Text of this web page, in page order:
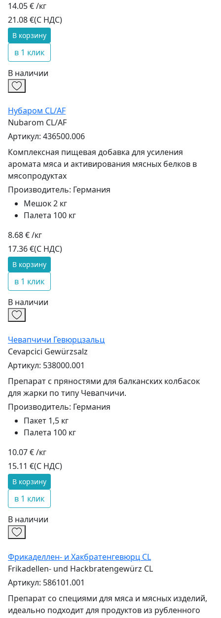
14.05 € /кг
21.08 €(С НДС)
В корзину
в 1 клик
В наличии
Нубаром CL/AF
Nubarom CL/AF
Артикул: 436500.006
Комплексная пищевая добавка для усиления
аромата мяса и активирования мясных белков в
мясопродуктах
Производитель: Германия
Мешок 2 кг
Палета 100 кг
8.68 € /кг
17.36 €(С НДС)
В корзину
в 1 клик
В наличии
Чевапчичи Гевюрцзальц
Cevapcici Gewürzsalz
Артикул: 538000.001
Препарат с пряностями для балканских колбасок
для жарки по типу Чевапчичи.
Производитель: Германия
Пакет 1,5 кг
Палета 100 кг
10.07 € /кг
15.11 €(С НДС)
В корзину
в 1 клик
В наличии
Фрикаделлен- и Хакбратенгевюрц CL
Frikadellen- und Hackbratengewürz CL
Артикул: 586101.001
Препарат со специями для мяса и мясных изделий,
идеально подходит для продуктов из рубленного